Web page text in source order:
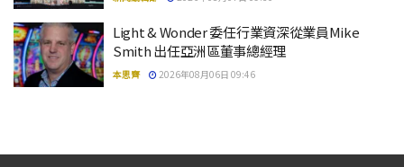
Light & Wonder 委任行業資深從業員Mike
Smith 出任亞洲區董事總經理
本思齊 2026年08月06日 09:46